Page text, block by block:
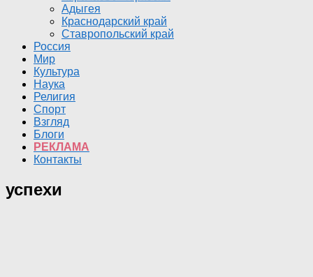
Адыгея
Краснодарский край
Ставропольский край
Россия
Мир
Культура
Наука
Религия
Спорт
Взгляд
Блоги
РЕКЛАМА
Контакты
успехи